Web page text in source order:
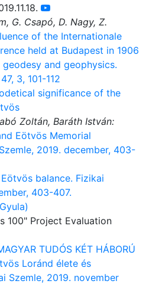
G. Csapó, D. Nagy, Z.
of the Internationale
held at Budapest in 1906
and geophysics.
3, 101-112
significance of the
Zoltán, Baráth István:
Eötvös Memorial
2019. december, 403-
balance. Fizikai
403-407.
100" Project Evaluation
TUDÓS KÉT HÁBORÚ
Loránd élete és
Szemle, 2019. november